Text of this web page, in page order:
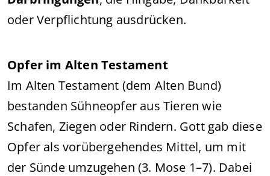
oder Verpflichtung ausdrücken.
Opfer im Alten Testament
Im Alten Testament (dem Alten Bund)
bestanden Sühneopfer aus Tieren wie
Schafen, Ziegen oder Rindern. Gott gab diese
Opfer als vorübergehendes Mittel, um mit
der Sünde umzugehen (3. Mose 1–7). Dabei